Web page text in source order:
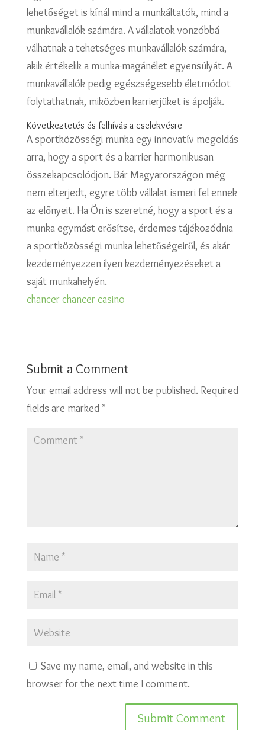
lehetőséget is kínál mind a munkáltatók, mind a
munkavállalók számára. A vállalatok vonzóbbá
válhatnak a tehetséges munkavállalók számára,
akik értékelik a munka-magánélet egyensúlyát. A
munkavállalók pedig egészségesebb életmódot
folytathatnak, miközben karrierjüket is ápolják.
Következtetés és felhívás a cselekvésre
A sportközösségi munka egy innovatív megoldás
arra, hogy a sport és a karrier harmonikusan
összekapcsolódjon. Bár Magyarországon még
nem elterjedt, egyre több vállalat ismeri fel ennek
az előnyeit. Ha Ön is szeretné, hogy a sport és a
munka egymást erősítse, érdemes tájékozódnia
a sportközösségi munka lehetőségeiről, és akár
kezdeményezzen ilyen kezdeményezéseket a
saját munkahelyén.
chancerchancer casino
Submit a Comment
Your email address will not be published. Required
fields are marked*
Save my name, email, and website in this
browser for the next time I comment.